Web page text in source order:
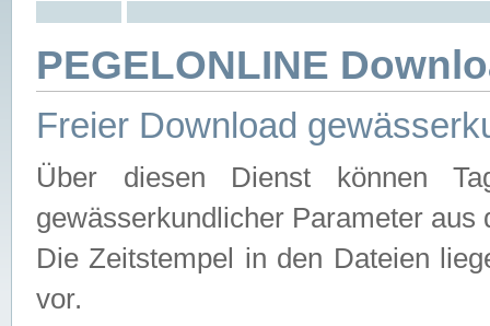
PEGELONLINE
Freier Download
Über diesen Dienst können
gewässerkundlicher Parameter aus
Die Zeitstempel in den Dateien
vor.